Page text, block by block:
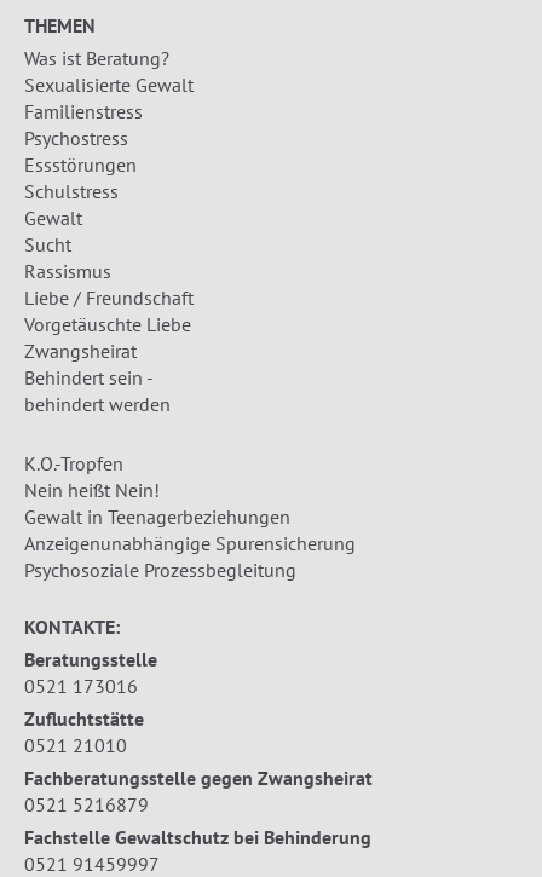
THEMEN
Was ist Beratung?
Sexualisierte Gewalt
Familienstress
Psychostress
Essstörungen
Schulstress
Gewalt
Sucht
Rassismus
Liebe / Freundschaft
Vorgetäuschte Liebe
Zwangsheirat
Behindert sein -
behindert werden
K.O.-Tropfen
Nein heißt Nein!
Gewalt in Teenagerbeziehungen
Anzeigenunabhängige Spurensicherung
Psychosoziale Prozessbegleitung
KONTAKTE:
Beratungsstelle
0521 173016
Zufluchtstätte
0521 21010
Fachberatungsstelle gegen Zwangsheirat
0521 5216879
Fachstelle Gewaltschutz bei Behinderung
0521 91459997